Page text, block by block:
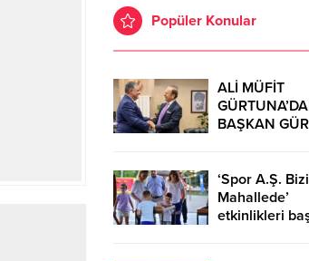
Popüler Konular
ALİ MÜFİT
BAŞKAN
‘Spor A.Ş.
Mahallede’
etkinlikleri